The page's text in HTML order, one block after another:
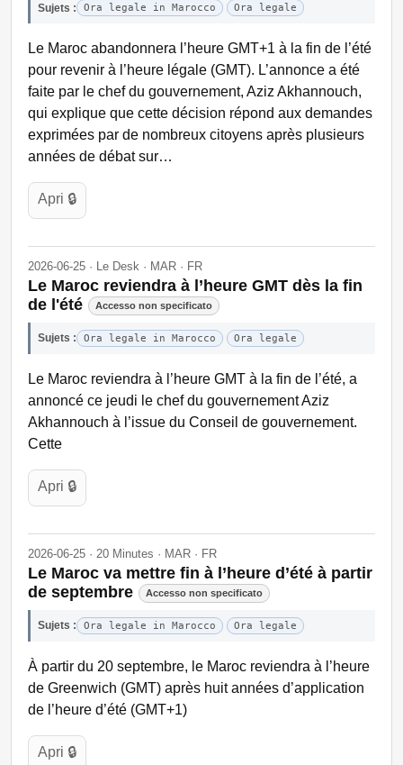
Sujets : Ora legale in Marocco Ora legale
Le Maroc abandonnera l’heure GMT+1 à la fin de l’été
pour revenir à l’heure légale (GMT). L’annonce a été
faite par le chef du gouvernement, Aziz Akhannouch,
qui explique que cette décision répond aux demandes
exprimées par de nombreux citoyens après plusieurs
années de débat sur…
Apri 🔒
2026-06-25 · Le Desk · MAR · FR
Le Maroc reviendra à l’heure GMT dès la fin
de l'été
Accesso non specificato
Sujets : Ora legale in Marocco Ora legale
Le Maroc reviendra à l’heure GMT à la fin de l’été, a
annoncé ce jeudi le chef du gouvernement Aziz
Akhannouch à l’issue du Conseil de gouvernement.
Cette
Apri 🔒
2026-06-25 · 20 Minutes · MAR · FR
Le Maroc va mettre fin à l’heure d’été à partir
de septembre
Accesso non specificato
Sujets : Ora legale in Marocco Ora legale
À partir du 20 septembre, le Maroc reviendra à l’heure
de Greenwich (GMT) après huit années d’application
de l’heure d’été (GMT+1)
Apri 🔒